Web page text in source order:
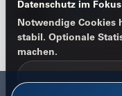
Impressum
Datenschutz im Fokus
Notwendige Cookies
stabil. Optionale
machen.